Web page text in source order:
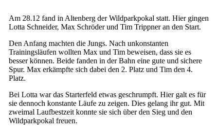
Am 28.12 fand in Altenberg der Wildparkpokal statt. Hier gingen
Lotta Schneider, Max Schröder und Tim Trippner an den Start.
Den Anfang machten die Jungs. Nach unkonstanten
Trainingsläufen wollten Max und Tim beweisen, dass sie es
besser können. Beide fanden in der Bahn eine gute und sichere
Spur. Max erkämpfte sich dabei den 2. Platz und Tim den 4.
Platz.
Bei Lotta war das Starterfeld etwas geschrumpft. Hier galt es für
sie dennoch konstante Läufe zu zeigen. Dies gelang ihr gut. Mit
zweimal Laufbestzeit konnte sie sich über den Sieg und den
Wildparkpokal freuen.